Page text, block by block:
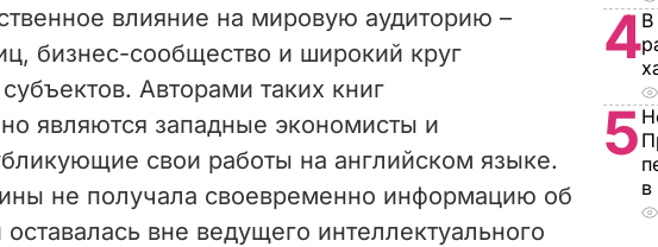
влияние на мировую аудиторию –
бизнес-сообщество и широкий круг
Авторами таких книг
являются западные экономисты и
свои работы на английском языке.
не получала своевременно информацию об
оставалась вне ведущего интеллектуального
4В
5
в